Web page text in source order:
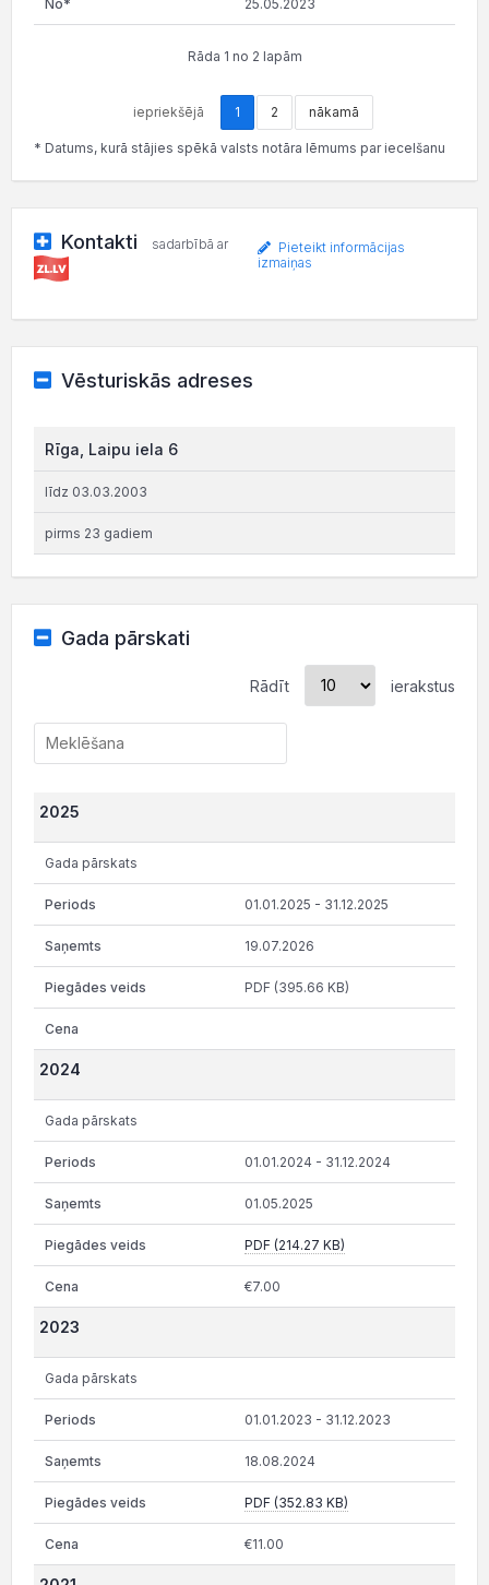
25.05.2023
Rāda 1 no 2 lapām
iepriekšējā 1 2 nākamā
* Datums, kurā stājies spēkā valsts notāra lēmums par iecelšanu
Kontakti sadarbībā ar
Pieteikt informācijas
izmaiņas
Vēsturiskās adreses
Rīga, Laipu iela 6
līdz 03.03.2003
pirms 23 gadiem
Gada pārskati
Rādīt ierakstus
2025
Gada pārskats
01.01.2025 - 31.12.2025
19.07.2026
PDF (395.66 KB)
2024
Gada pārskats
01.01.2024 - 31.12.2024
01.05.2025
PDF (214.27 KB)
€7.00
2023
Gada pārskats
01.01.2023 - 31.12.2023
18.08.2024
PDF (352.83 KB)
€11.00